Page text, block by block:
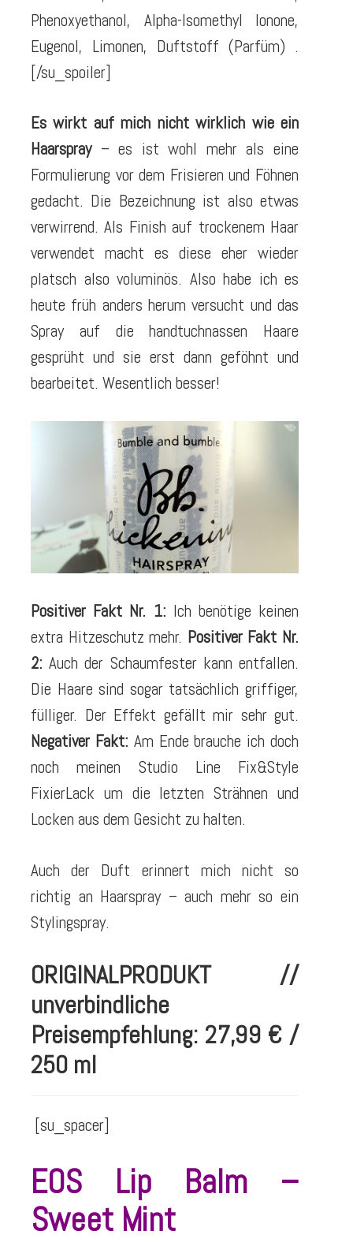
Phenoxyethanol, Alpha-Isomethyl Ionone,
Eugenol, Limonen, Duftstoff (Parfüm) .
[/su_spoiler]
Es wirkt auf mich nicht wirklich wie ein
Haarspray– es ist wohl mehr als eine
Formulierung vor dem Frisieren und Föhnen
gedacht. Die Bezeichnung ist also etwas
verwirrend. Als Finish auf trockenem Haar
verwendet macht es diese eher wieder
platsch also voluminös. Also habe ich es
heute früh anders herum versucht und das
Spray auf die handtuchnassen Haare
gesprüht und sie erst dann geföhnt und
bearbeitet. Wesentlich besser!
Positiver Fakt Nr. 1: Ich benötige keinen
extra Hitzeschutz mehr. Positiver Fakt Nr.
2: Auch der Schaumfester kann entfallen.
Die Haare sind sogar tatsächlich griffiger,
fülliger. Der Effekt gefällt mir sehr gut.
Negativer Fakt: Am Ende brauche ich doch
noch meinen Studio Line Fix&Style
FixierLack um die letzten Strähnen und
Locken aus dem Gesicht zu halten.
Auch der Duft erinnert mich nicht so
richtig an Haarspray – auch mehr so ein
Stylingspray.
ORIGINALPRODUKT //
unverbindliche
Preisempfehlung: 27,99 € /
250 ml
[su_spacer]
EOS Lip Balm –
Sweet Mint